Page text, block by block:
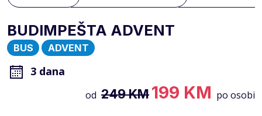
BUDIMPEŠTA ADVENT
BUS ADVENT
3 dana
od 249 KM199 KM po osobi